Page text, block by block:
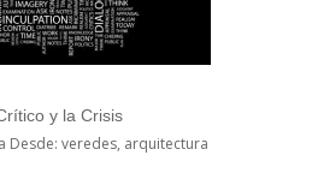
y la Crisis
Desde: veredes, arquitectura